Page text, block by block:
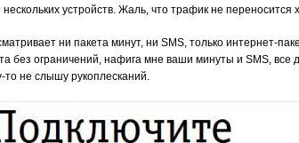
устройств. Жаль, что трафик не
ни пакета минут, ни SMS, только интернет-
без ограничений, нафига мне ваши минуты и SMS, все
то не слышу рукоплесканий.